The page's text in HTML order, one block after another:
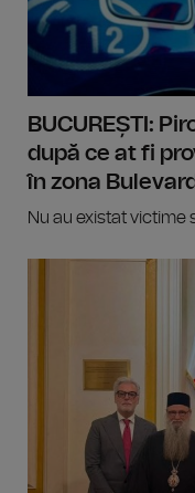
BUCUREȘTI:
după ce at fi
în zona
Nu au existat victime